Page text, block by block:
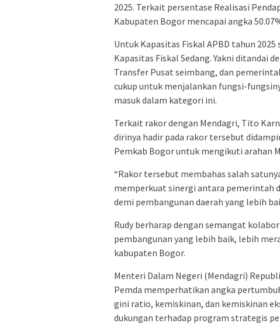
2025. Terkait persentase Realisasi
Kabupaten Bogor mencapai angka
Untuk Kapasitas Fiskal APBD tahun
Kapasitas Fiskal Sedang. Yakni ditandai
Transfer Pusat seimbang, dan
cukup untuk menjalankan fungsi-
masuk dalam kategori ini.
Terkait rakor dengan Mendagri, Tito
dirinya hadir pada rakor tersebut
Pemkab Bogor untuk mengikuti arahan
“Rakor tersebut membahas salah
memperkuat sinergi antara pemerintah
demi pembangunan daerah yang lebih
Rudy berharap dengan semangat
pembangunan yang lebih baik, lebih
kabupaten Bogor.
Menteri Dalam Negeri (Mendagri)
Pemda memperhatikan angka
gini ratio, kemiskinan, dan kemiskinan
dukungan terhadap program strategis